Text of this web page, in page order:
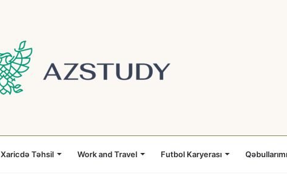
Xaricdə Təhsil Work and Travel Futbol Karyerası